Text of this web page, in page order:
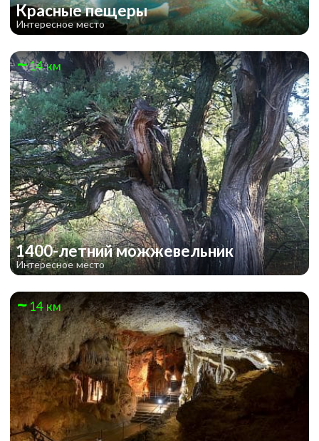
Красные пещеры
Интересное место
14 км
1400-летний можжевельник
Интересное место
14 км